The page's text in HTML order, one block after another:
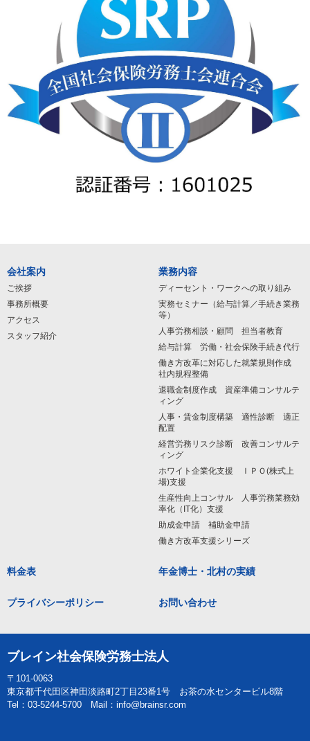
会社案内
ご挨拶
事務所概要
アクセス
スタッフ紹介
業務内容
ディーセント・ワークへの取り組み
実務セミナー（給与計算／手続き業務
等）
人事労務相談・顧問 担当者教育
給与計算 労働・社会保険手続き代行
働き方改革に対応した就業規則作成
社内規程整備
退職金制度作成 資産準備コンサルテ
ィング
人事・賃金制度構築 適性診断 適正
配置
経営労務リスク診断 改善コンサルテ
ィング
ホワイト企業化支援 ＩＰＯ(株式上
場)支援
生産性向上コンサル 人事労務業務効
率化（IT化）支援
助成金申請 補助金申請
働き方改革支援シリーズ
料金表 年金博士・北村の実績
プライバシーポリシー お問い合わせ
ブレイン社会保険労務士法人
〒101-0063
東京都千代田区神田淡路町2丁目23番1号 お茶の水センタービル8階
Tel：03-5244-5700 Mail：info@brainsr.com